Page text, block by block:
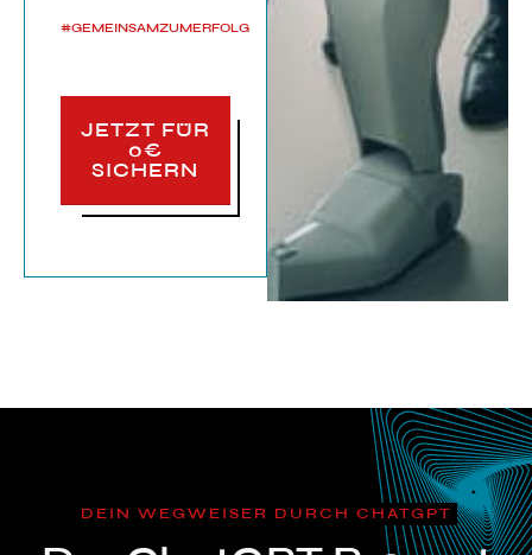
#GEMEINSAMZUMERFOLG
JETZT FÜR
0€
SICHERN
DEIN WEGWEISER DURCH CHATGPT